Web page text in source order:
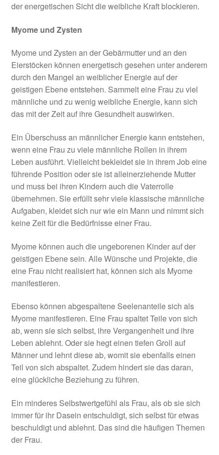
der energetischen Sicht die weibliche Kraft blockieren.
Myome und Zysten
Myome und Zysten an der Gebärmutter und an den
Eierstöcken können energetisch gesehen unter anderem
durch den Mangel an weiblicher Energie auf der
geistigen Ebene entstehen. Sammelt eine Frau zu viel
männliche und zu wenig weibliche Energie, kann sich
das mit der Zeit auf ihre Gesundheit auswirken.
Ein Überschuss an männlicher Energie kann entstehen,
wenn eine Frau zu viele männliche Rollen in ihrem
Leben ausführt. Vielleicht bekleidet sie in ihrem Job eine
führende Position oder sie ist alleinerziehende Mutter
und muss bei ihren Kindern auch die Vaterrolle
übernehmen. Sie erfüllt sehr viele klassische männliche
Aufgaben, kleidet sich nur wie ein Mann und nimmt sich
keine Zeit für die Bedürfnisse einer Frau.
Myome können auch die ungeborenen Kinder auf der
geistigen Ebene sein. Alle Wünsche und Projekte, die
eine Frau nicht realisiert hat, können sich als Myome
manifestieren.
Ebenso können abgespaltene Seelenanteile sich als
Myome manifestieren. Eine Frau spaltet Teile von sich
ab, wenn sie sich selbst, ihre Vergangenheit und ihre
Leben ablehnt. Oder sie hegt einen tiefen Groll auf
Männer und lehnt diese ab, womit sie ebenfalls einen
Teil von sich abspaltet. Zudem hindert sie das daran,
eine glückliche Beziehung zu führen.
Ein minderes Selbstwertgefühl als Frau, als ob sie sich
immer für ihr Dasein entschuldigt, sich selbst für etwas
beschuldigt und ablehnt. Das sind die häufigen Themen
der Frau.